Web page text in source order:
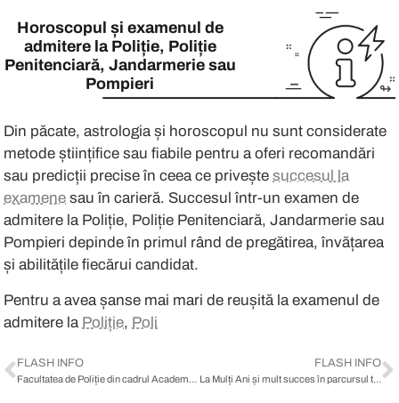
Horoscopul și examenul de
admitere la Poliție, Poliție
Penitenciară, Jandarmerie sau
Pompieri
↬
Din păcate, astrologia și
Pentru a avea șanse mai mari de
Pregătirea adecvată:Asigură-te că
Dedicare și disciplină:Fii pregătit
Exercițiu și practică:Soluționarea
Înțelegerea procedurilor:
Fii organizat:Asigură-te că ai tot ce
Gestionarea stresului: În timpul
Din păcate, astrologia și horoscopul nu sunt considerate
metode științifice sau fiabile pentru a oferi recomandări
sau predicții precise în ceea ce priveștesuccesul la
examene sau în carieră. Succesul într-un examen de
admitere la Poliție, Poliție Penitenciară, Jandarmerie sau
Pompieri depinde în primul rând de pregătirea, învățarea
și abilitățile fiecărui candidat.
Pentru a avea șanse mai mari de reușită la examenul de
admitere la Poliție, Poliție de
FLASH INFO
Facultatea de Poliție din cadrul Academiei de Poliție „Alexandru Ioan Cuza”: Evoluția și contribuția la istoria formării profesionale a forțelor de poliție în România
FLASH INFO
La Mulți Ani și mult succes în parcursul tău către admiterea la Poliție, Jandarmi sau Pompieri!